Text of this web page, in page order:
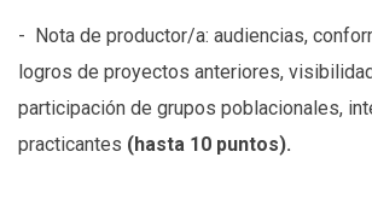
- Nota de productor/a: audiencias,
logros de proyectos anteriores,
participación de grupos poblacionales,
practicantes (hasta 10 puntos).